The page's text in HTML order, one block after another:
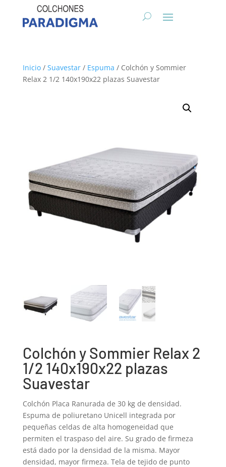
Inicio/ Suavestar/ Espuma / Colchón y Sommier
Relax 2 1/2 140x190x22 plazas Suavestar
Colchón y Sommier Relax 2
1/2 140x190x22 plazas
Suavestar
Colchón Placa Ranurada de 30 kg de densidad.
Espuma de poliuretano Unicell integrada por
pequeñas celdas de alta homogeneidad que
permiten el traspaso del aire. Su grado de firmeza
está dado por la densidad de la misma. Mayor
densidad, mayor firmeza. Tela de tejido de punto